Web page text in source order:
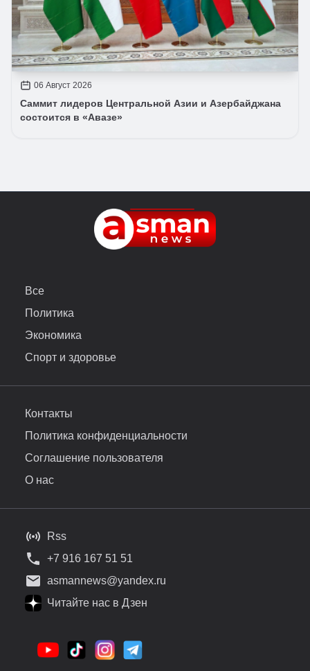
06 Август 2026
Саммит лидеров Центральной Азии и Азербайджана
состоится в «Авазе»
Все
Политика
Экономика
Спорт и здоровье
Контакты
Политика конфиденциальности
Соглашение пользователя
О нас
Rss
+7 916 167 51 51
asmannews@yandex.ru
Читайте нас в Дзен